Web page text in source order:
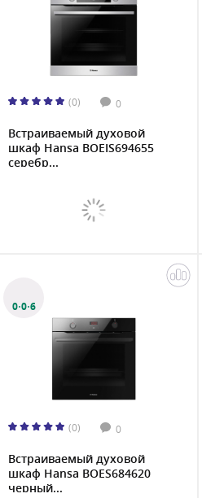
(0) 0
Встраиваемый духовой
шкаф Hansa BOEIS694655
серебр...
0·0·6
(0) 0
Встраиваемый духовой
шкаф Hansa BOES684620
черный...